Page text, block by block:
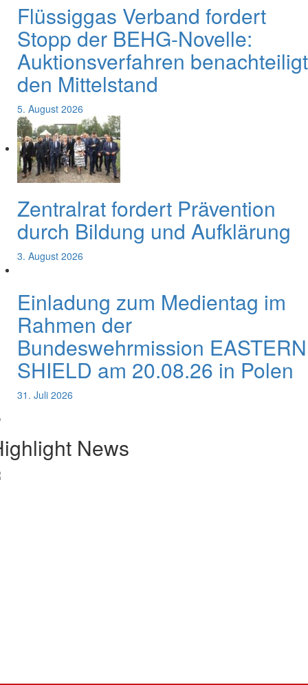
Flüssiggas Verband fordert
Stopp der BEHG-Novelle:
Auktionsverfahren benachteiligt
den Mittelstand
5. August 2026
Zentralrat fordert Prävention
durch Bildung und Aufklärung
3. August 2026
Einladung zum Medientag im
Rahmen der
Bundeswehrmission EASTERN
SHIELD am 20.08.26 in Polen
31. Juli 2026
News